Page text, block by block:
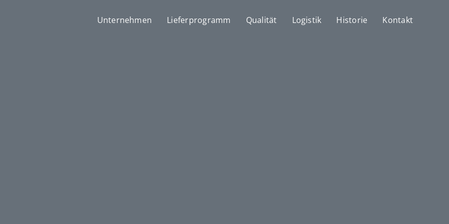
Unternehmen Lieferprogramm Qualität Logistik Historie Kontakt